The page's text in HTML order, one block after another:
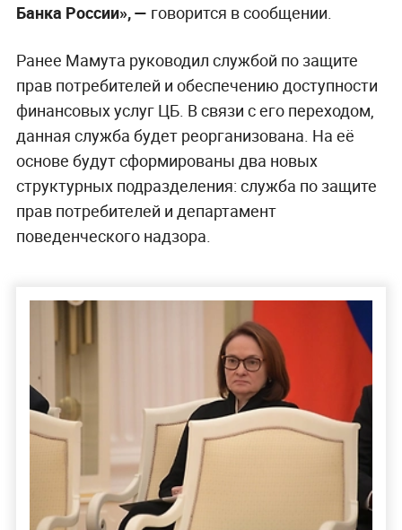
Банка России», — говорится в сообщении.
Ранее Мамута руководил службой по защите
прав потребителей и обеспечению доступности
финансовых услуг ЦБ. В связи с его переходом,
данная служба будет реорганизована. На её
основе будут сформированы два новых
структурных подразделения: служба по защите
прав потребителей и департамент
поведенческого надзора.